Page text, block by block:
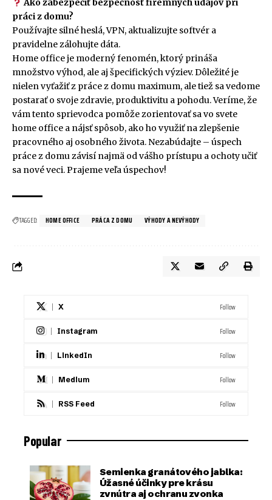
Ako zabezpečiť bezpečnosť firemných údajov pri
práci z domu?
Používajte silné heslá, VPN, aktualizujte softvér a
pravidelne zálohujte dáta.
Home office je moderný fenomén, ktorý prináša
množstvo výhod, ale aj špecifických výziev. Dôležité je
nielen vyťažiť z práce z domu maximum, ale tiež sa vedome
postarať o svoje zdravie, produktivitu a pohodu. Veríme, že
vám tento sprievodca pomôže zorientovať sa vo svete
home office a nájsť spôsob, ako ho využiť na zlepšenie
pracovného aj osobného života. Nezabúdajte – úspech
práce z domu závisí najmä od vášho prístupu a ochoty učiť
sa nové veci. Prajeme veľa úspechov!
TAGGED: HOME OFFICE PRÁCA Z DOMU VÝHODY A NEVÝHODY
X Follow
Instagram Follow
LinkedIn Follow
Medium Follow
RSS Feed Follow
Popular
Semienka granátového jablka:
Úžasné účinky pre krásu
zvnútra aj ochranu zvonka